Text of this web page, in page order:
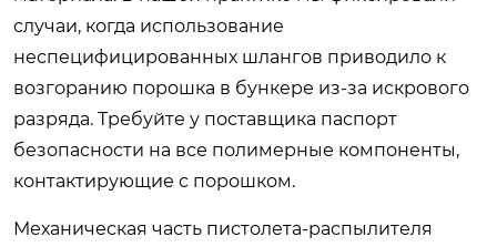
случаи, когда использование
неспецифицированных шлангов приводило к
возгоранию порошка в бункере из-за искрового
разряда. Требуйте у поставщика паспорт
безопасности на все полимерные компоненты,
контактирующие с порошком.
Механическая часть пистолета-распылителя